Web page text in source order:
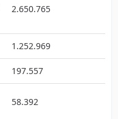
2.650.765
1.252.969
197.557
58.392